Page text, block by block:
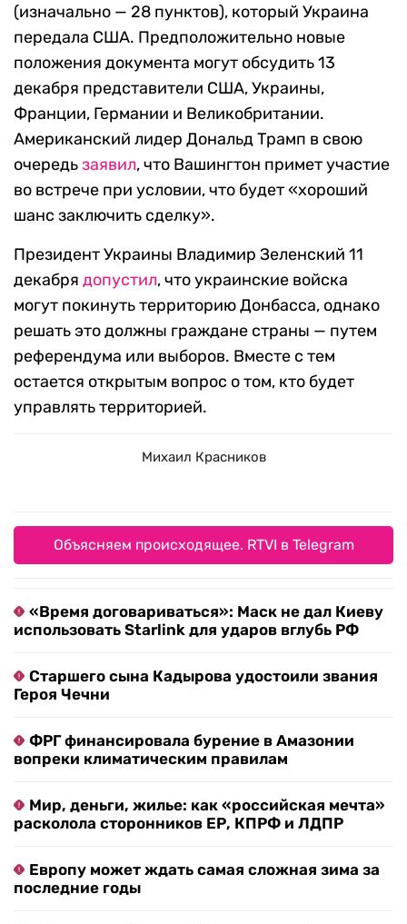
(изначально — 28 пунктов), который Украина
передала США. Предположительно новые
положения документа могут обсудить 13
декабря представители США, Украины,
Франции, Германии и Великобритании.
Американский лидер Дональд Трамп в свою
очередьзаявил, что Вашингтон примет участие
во встрече при условии, что будет «хороший
шанс заключить сделку».
Президент Украины Владимир Зеленский 11
декабря допустил, что украинские войска
могут покинуть территорию Донбасса, однако
решать это должны граждане страны — путем
референдума или выборов. Вместе с тем
остается открытым вопрос о том, кто будет
управлять территорией.
Михаил Красников
Объясняем происходящее. RTVI в Telegram
«Время договариваться»: Маск не дал Киеву
использовать Starlink для ударов вглубь РФ
Старшего сына Кадырова удостоили звания
Героя Чечни
ФРГ финансировала бурение в Амазонии
вопреки климатическим правилам
Мир, деньги, жилье: как «российская мечта»
расколола сторонников ЕР, КПРФ и ЛДПР
Европу может ждать самая сложная зима за
последние годы